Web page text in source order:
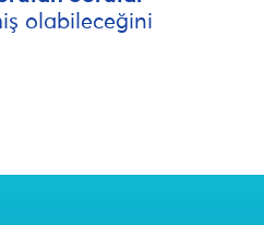
olabileceğini